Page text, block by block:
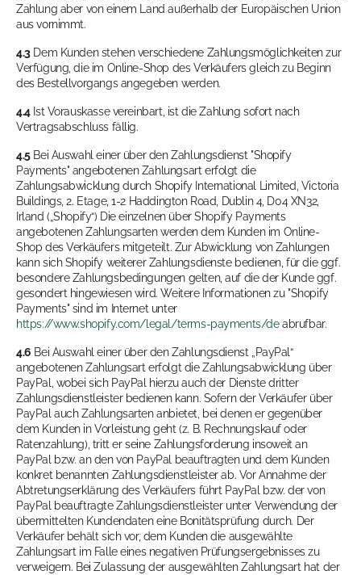
Zahlung aber von einem Land außerhalb der Europäischen Union
aus vornimmt.
4.3Dem Kunden stehen verschiedene Zahlungsmöglichkeiten zur
Verfügung, die im Online-Shop des Verkäufers gleich zu Beginn
des Bestellvorgangs angegeben werden.
4.4Ist Vorauskasse vereinbart, ist die Zahlung sofort nach
Vertragsabschluss fällig.
4.5Bei Auswahl einer über den Zahlungsdienst "Shopify
Payments" angebotenen Zahlungsart erfolgt die
Zahlungsabwicklung durch Shopify International Limited, Victoria
Buildings, 2. Etage, 1-2 Haddington Road, Dublin 4, D04 XN32,
Irland („Shopify“) Die einzelnen über Shopify Payments
angebotenen Zahlungsarten werden dem Kunden im Online-
Shop des Verkäufers mitgeteilt. Zur Abwicklung von Zahlungen
kann sich Shopify weiterer Zahlungsdienste bedienen, für die ggf.
besondere Zahlungsbedingungen gelten, auf die der Kunde ggf.
gesondert hingewiesen wird. Weitere Informationen zu "Shopify
Payments" sind im Internet unter
https://www.shopify.com/legal/terms-payments/deabrufbar.
4.6 Bei Auswahl einer über den Zahlungsdienst „PayPal“
angebotenen Zahlungsart erfolgt die Zahlungsabwicklung über
PayPal, wobei sich PayPal hierzu auch der Dienste dritter
Zahlungsdienstleister bedienen kann. Sofern der Verkäufer über
PayPal auch Zahlungsarten anbietet, bei denen er gegenüber
dem Kunden in Vorleistung geht (z. B. Rechnungskauf oder
Ratenzahlung), tritt er seine Zahlungsforderung insoweit an
PayPal bzw. an den von PayPal beauftragten und dem Kunden
konkret benannten Zahlungsdienstleister ab. Vor Annahme der
Abtretungserklärung des Verkäufers führt PayPal bzw. der von
PayPal beauftragte Zahlungsdienstleister unter Verwendung der
übermittelten Kundendaten eine Bonitätsprüfung durch. Der
Verkäufer behält sich vor, dem Kunden die ausgewählte
Zahlungsart im Falle eines negativen Prüfungsergebnisses zu
verweigern. Bei Zulassung der ausgewählten Zahlungsart hat der